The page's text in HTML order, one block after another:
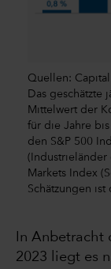
Quellen:
Das geschätzte
Mittelwert der
für die Jahre
den S&P 500
(Industrieländer
Markets Index
Schätzungen
In Anbetracht
2023 liegt es